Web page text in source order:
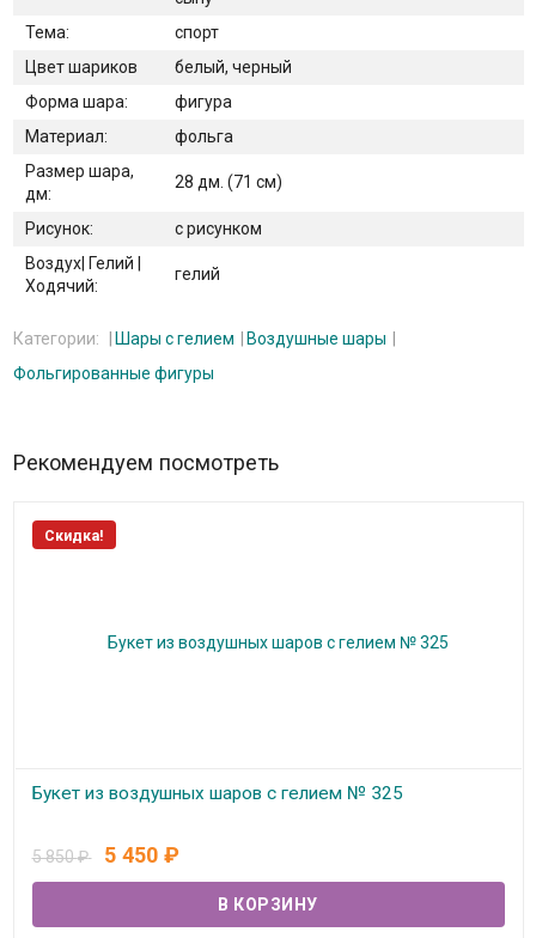
Тема:
спорт
Цвет шариков
белый, черный
Форма шара:
фигура
Материал:
фольга
Размер шара,
дм:
28 дм. (71 см)
Рисунок:
с рисунком
Воздух| Гелий |
Ходячий:
гелий
Категории: Шары с гелием
Воздушные шары
Фольгированные фигуры
Рекомендуем посмотреть
Скидка!
Букет из воздушных шаров с гелием № 325
5 850₽ 5 450 ₽